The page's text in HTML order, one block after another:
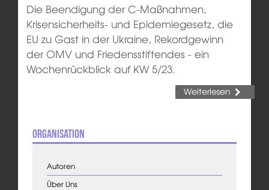
Die Beendigung der C-Maßnahmen,
Krisensicherheits- und Epidemiegesetz, die
EU zu Gast in der Ukraine, Rekordgewinn
der OMV und Friedensstiftendes - ein
Wochenrückblick auf KW 5/23.
Weiterlesen
Organisation
Autoren
Über Uns